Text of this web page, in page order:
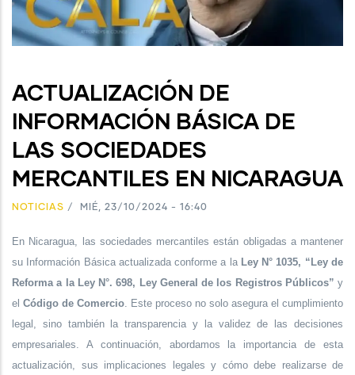
ACTUALIZACIÓN DE
INFORMACIÓN BÁSICA DE
LAS SOCIEDADES
MERCANTILES EN NICARAGUA
NOTICIAS / MIÉ, 23/10/2024 - 16:40
En Nicaragua, las sociedades mercantiles están obligadas a mantener
su Información Básica actualizada conforme a la Ley N° 1035, “Ley de
Reforma a la Ley N°. 698, Ley General de los Registros Públicos” y
el Código de Comercio . Este proceso no solo asegura el cumplimiento
legal, sino también la transparencia y la validez de las decisiones
empresariales. A continuación, abordamos la importancia de esta
actualización, sus implicaciones legales y cómo debe realizarse de